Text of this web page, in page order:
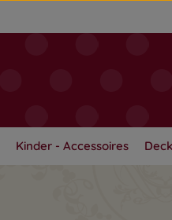
Kinder - Accessoires